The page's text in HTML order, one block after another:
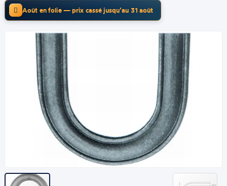
Août en folie — prix cassé jusqu’au 31 août